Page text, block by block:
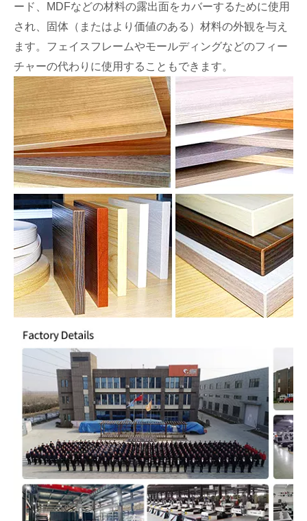
ード、MDFなどの材料の露出面をカバーするために使用
され、固体（またはより価値のある）材料の外観を与え
ます。フェイスフレームやモールディングなどのフィー
チャーの代わりに使用することもできます。